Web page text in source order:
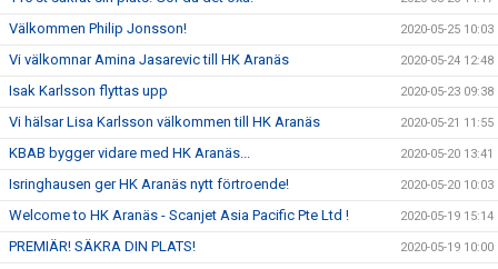
Välkommen Philip Jonsson! 2020-05-25 10:03
Vi välkomnar Amina Jasarevic till HK Aranäs 2020-05-24 12:48
Isak Karlsson flyttas upp 2020-05-23 09:38
Vi hälsar Lisa Karlsson välkommen till HK Aranäs 2020-05-21 11:55
KBAB bygger vidare med HK Aranäs... 2020-05-20 13:41
Isringhausen ger HK Aranäs nytt förtroende! 2020-05-20 10:03
Welcome to HK Aranäs - Scanjet Asia Pacific Pte Ltd ! 2020-05-19 15:14
PREMIÄR! SÄKRA DIN PLATS! 2020-05-19 10:00